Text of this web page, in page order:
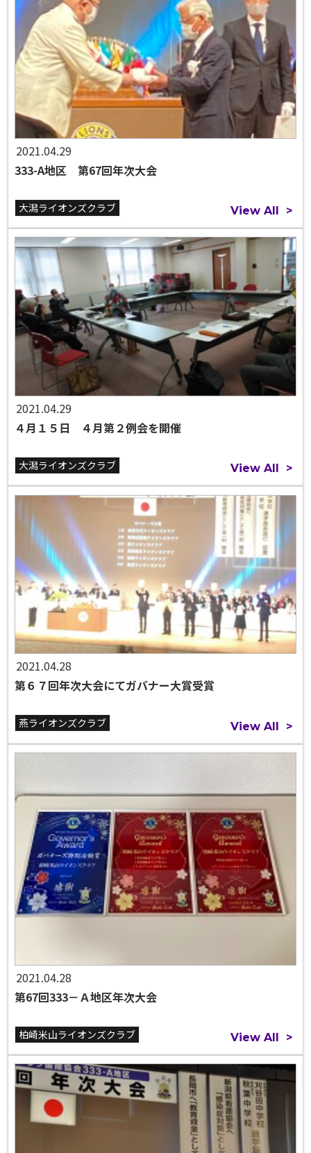
2021.04.29
333-A地区 第67回年次大会
大潟ライオンズクラブ View All >
2021.04.29
４月１５日 ４月第２例会を開催
大潟ライオンズクラブ View All >
2021.04.28
第６７回年次大会にてガバナー大賞受賞
燕ライオンズクラブ View All >
2021.04.28
第67回333－Ａ地区年次大会
柏崎米山ライオンズクラブ View All >